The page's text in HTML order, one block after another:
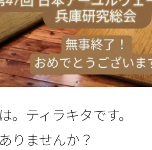
。ティラキタです。
りませんか？